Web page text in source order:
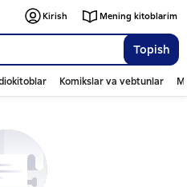
Topish
Kirish Mening kitoblarim
Komikslar va vebtunlar